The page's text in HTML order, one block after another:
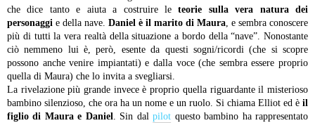
che dice tanto e aiuta a costruire leteorie sulla vera natura dei
personaggi e della nave. Daniel è il marito di Maura, e sembra conoscere
più di tutti la vera realtà della situazione a bordo della “nave”. Nonostante
ciò nemmeno lui è, però, esente da questi sogni/ricordi (che si scopre
possono anche venire impiantati) e dalla voce (che sembra essere proprio
quella di Maura) che lo invita a svegliarsi.
La rivelazione più grande invece è proprio quella riguardante il misterioso
bambino silenzioso, che ora ha un nome e un ruolo. Si chiama Elliot ed è il
figlio di Maura e Daniel. Sin dalpilot questo bambino ha rappresentato